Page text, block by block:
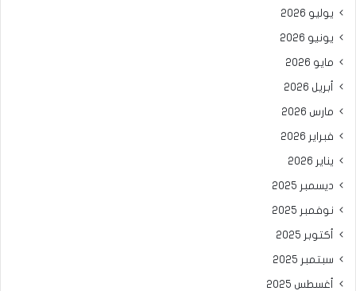
يوليو 2026
يونيو 2026
مايو 2026
أبريل 2026
مارس 2026
فبراير 2026
يناير 2026
ديسمبر 2025
نوفمبر 2025
أكتوبر 2025
سبتمبر 2025
أغسطس 2025